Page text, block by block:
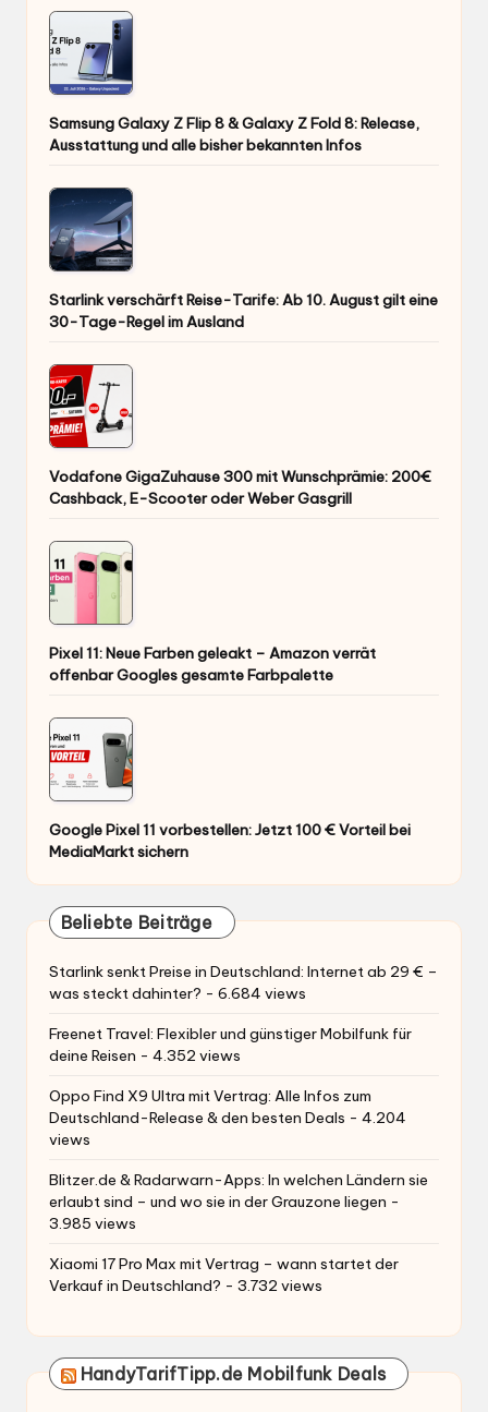
Samsung Galaxy Z Flip 8 & Galaxy Z Fold 8: Release,
Ausstattung und alle bisher bekannten Infos
Starlink verschärft Reise-Tarife: Ab 10. August gilt eine
30-Tage-Regel im Ausland
Vodafone GigaZuhause 300 mit Wunschprämie: 200€
Cashback, E-Scooter oder Weber Gasgrill
Pixel 11: Neue Farben geleakt – Amazon verrät
offenbar Googles gesamte Farbpalette
Google Pixel 11 vorbestellen: Jetzt 100 € Vorteil bei
MediaMarkt sichern
Beliebte Beiträge
Starlink senkt Preise in Deutschland: Internet ab 29 € –
was steckt dahinter? - 6.684 views
Freenet Travel: Flexibler und günstiger Mobilfunk für
deine Reisen - 4.352 views
Oppo Find X9 Ultra mit Vertrag: Alle Infos zum
Deutschland-Release & den besten Deals - 4.204
views
Blitzer.de & Radarwarn-Apps: In welchen Ländern sie
erlaubt sind – und wo sie in der Grauzone liegen -
3.985 views
Xiaomi 17 Pro Max mit Vertrag – wann startet der
Verkauf in Deutschland? - 3.732 views
HandyTarifTipp.de Mobilfunk Deals